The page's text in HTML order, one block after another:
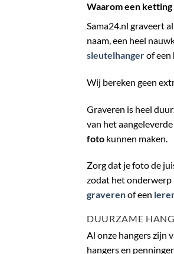
Waarom een
Sama24.nl graveert
naam, een heel
sleutelhangerof een
Wij bereken geen
Graveren is heel
van het
foto kunnen maken.
Zorg dat je foto de
zodat het onderwerp
graverenof een
DUURZAME
Al onze hangers zijn
hangers en